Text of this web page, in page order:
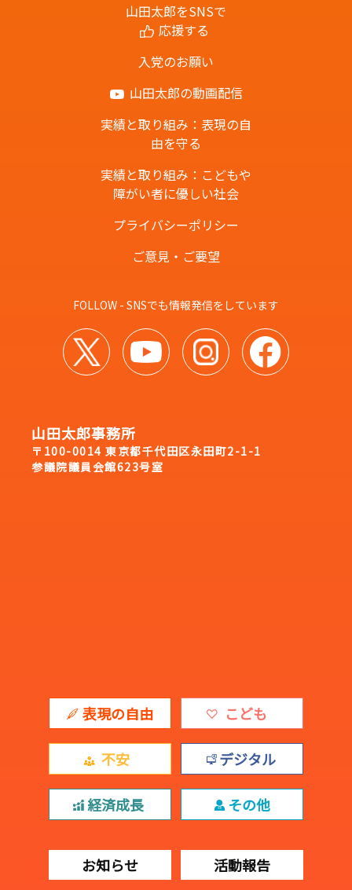
山田太郎をSNSで
応援する
入党のお願い
山田太郎の動画配信
実績と取り組み：表現の自
由を守る
実績と取り組み：こどもや
障がい者に優しい社会
プライバシーポリシー
ご意見・ご要望
FOLLOW - SNSでも情報発信をしています
山田太郎事務所
〒100-0014 東京都千代田区永田町2-1-1
参議院議員会館623号室
表現の自由 こども
不安 デジタル
経済成長 その他
お知らせ 活動報告